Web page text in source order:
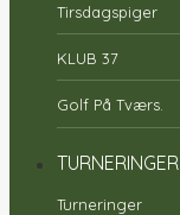
Tirsdagspiger
KLUB 37
Golf På Tværs.
TURNERINGER
Turneringer